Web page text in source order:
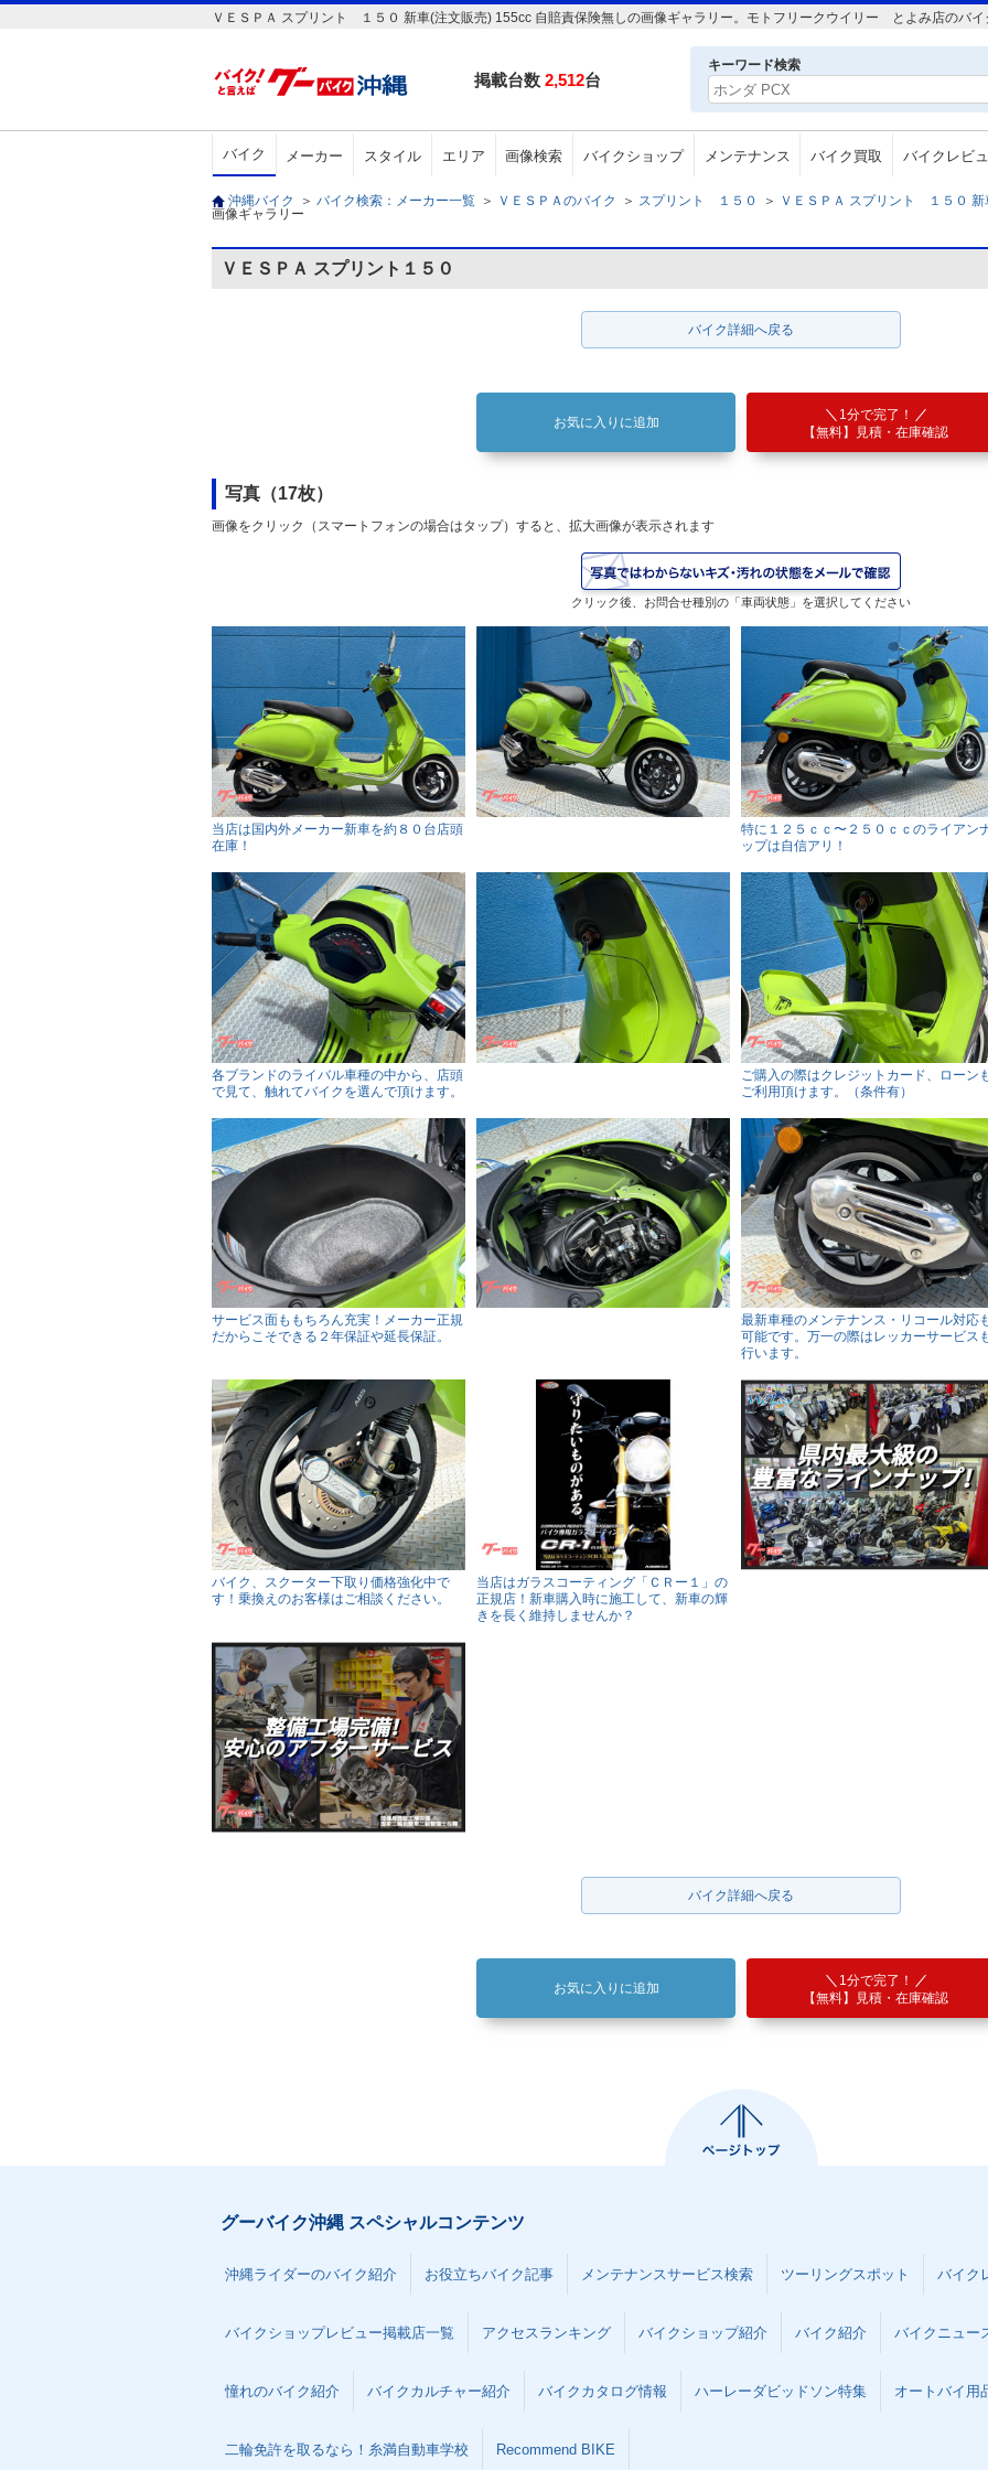
ＶＥＳＰＡ スプリント １５０ 新車(注文販売) 155cc 自賠責保険無しの画像ギャラリー。モトフリークウイリー とよみ店のバ
掲載台数 2,512台
キーワード検索
バイク メーカー スタイル エリア 画像検索 バイクショップ メンテナンス バイク買取 バイクレビ
沖縄バイク ＞ バイク検索：メーカー一覧 ＞ ＶＥＳＰＡのバイク ＞ スプリント １５０ ＞
ＶＥＳＰＡ スプリント １５０
画像ギャラリー
ＶＥＳＰＡ スプリント１５０
バイク詳細へ戻る
お気に入りに追加
1分で完了！
【無料】見積・在庫確認
写真（17枚）
画像をクリック（スマートフォンの場合はタップ）すると、拡大画像が表示されます
クリック後、お問合せ種別の「車両状態」を選択してください
当店は国内外メーカー新車を約８０台店頭
在庫！
特に１２５ｃｃ〜２５０ｃｃのライアン
ップは自信アリ！
各ブランドのライバル車種の中から、店頭
で見て、触れてバイクを選んで頂けます。
ご購入の際はクレジットカード、ローン
ご利用頂けます。（条件有）
サービス面ももちろん充実！メーカー正規
だからこそできる２年保証や延長保証。
最新車種のメンテナンス・リコール対応
可能です。万一の際はレッカーサービス
行います。
バイク、スクーター下取り価格強化中で
す！乗換えのお客様はご相談ください。
当店はガラスコーティング「ＣＲー１」の
正規店！新車購入時に施工して、新車の輝
きを長く維持しませんか？
バイク詳細へ戻る
お気に入りに追加
1分で完了！
【無料】見積・在庫確認
グーバイク沖縄 スペシャルコンテンツ
沖縄ライダーのバイク紹介 お役立ちバイク記事 メンテナンスサービス検索 ツーリングスポット バイク
バイクショップレビュー掲載店一覧 アクセスランキング バイクショップ紹介 バイク紹介 バイクニュー
憧れのバイク紹介 バイクカルチャー紹介 バイクカタログ情報 ハーレーダビッドソン特集 オートバイ用
二輪免許を取るなら！糸満自動車学校 Recommend BIKE